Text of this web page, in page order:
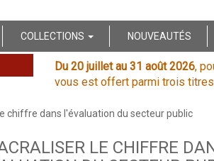
COLLECTIONS NOUVEAUTÉS
Du 20 juillet au 31 août 2026,
vous est offert parmi trois
chiffre dans l'évaluation du secteur public
LE CHIFFRE